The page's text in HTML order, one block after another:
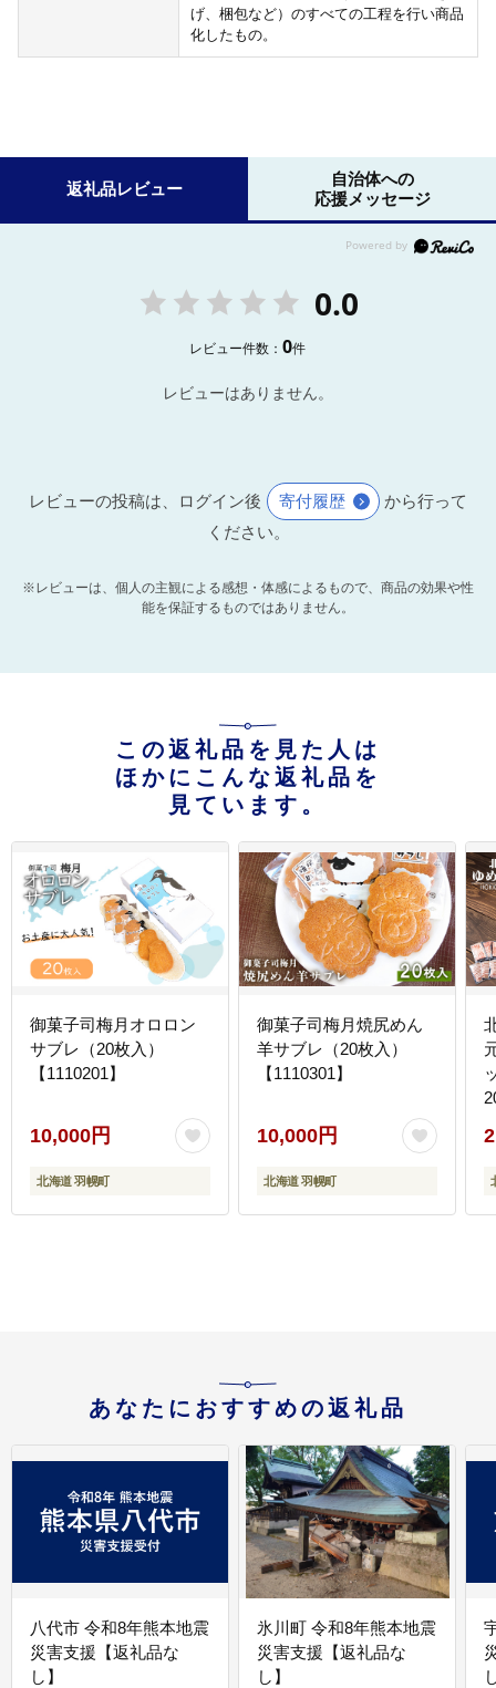
げ、梱包など）のすべての工程を行い商品
化したもの。
返礼品レビュー
自治体への
応援メッセージ
0.0
レビュー件数：0件
レビューはありません。
レビューの投稿は、ログイン後 寄付履歴
から行って
ください。
※レビューは、個人の主観による感想・体感によるもので、商品の効果や性
能を保証するものではありません。
この返礼品を見た人は
ほかにこんな返礼品を
見ています。
御菓子司梅月オロロン
サブレ（20枚入）
【1110201】
10,000円
北海道 羽幌町
御菓子司梅月焼尻めん
羊サブレ（20枚入）
【1110301】
10,000円
北海道 羽幌町
あなたにおすすめの返礼品
八代市 令和8年熊本地震
災害支援【返礼品な
し】
氷川町 令和8年熊本地震
災害支援【返礼品な
し】